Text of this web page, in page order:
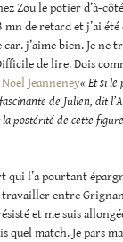
Zou le potier d’à-
de retard et j’ai été
j’aime bien. Je ne
de lire. Dois
Noel Jeanneney« Et si le
de Julien, dit
postérité de cette
qui l’a pourtant
travailler entre
et me suis
quel match. Je pars